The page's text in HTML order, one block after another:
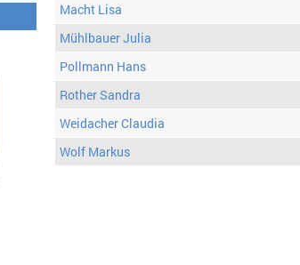
Macht Lisa
Mühlbauer Julia
Pollmann Hans
Rother Sandra
Weidacher Claudia
Wolf Markus